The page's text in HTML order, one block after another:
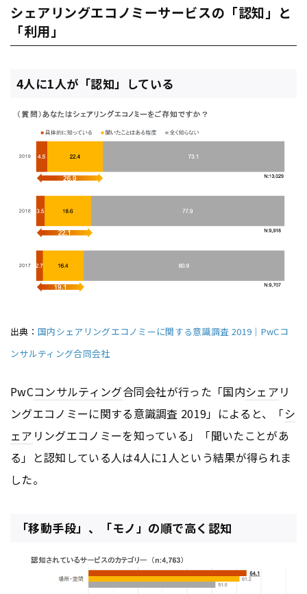
シェアリングエコノミーサービスの「認知」と
「利用」
4人に1人が「認知」している
出典： 国内シェアリングエコノミーに関する意識調査 2019｜PwCコ
ンサルティング合同会社
PwCコンサルティング合同会社が行った「国内シェアリ
ングエコノミーに関する意識調査 2019」によると、「シ
ェア リングエコノミーを知っている」「聞いたことがあ
る」と認知している人は4人に1人という結果が得られま
した。
「移動手段」、「モノ」の順で高く認知